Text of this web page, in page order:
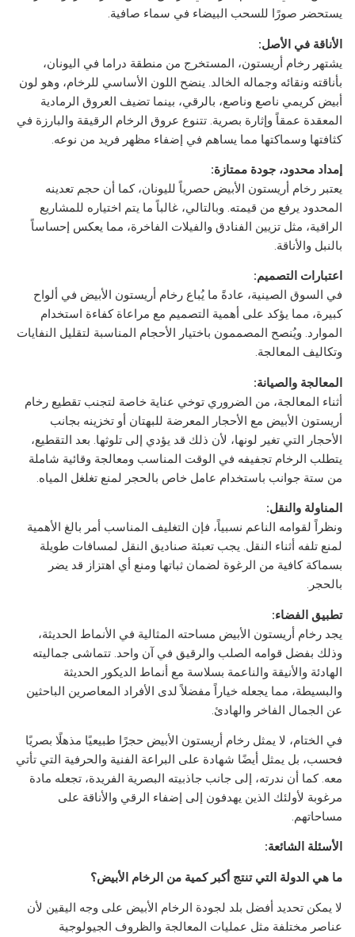
يستحضر صورًا للسحب البيضاء في سماء صافية.
الأناقة في الأصل:
يشتهر رخام أريستون، المستخرج من منطقة دراما في اليونان،
بأناقته ونقائه وجماله الخالد. ينضح اللون الأساسي للرخام، وهو لون
أبيض كريمي ناصع وناصع، بالرقي، بينما تضيف العروق الرمادية
المعقدة عمقاً وإثارة بصرية. تتنوع عروق الرخام الرقيقة والبارزة في
كثافتها وسماكتها مما يساهم في إضفاء مظهر فريد من نوعه.
إمداد محدود، جودة ممتازة:
يعتبر رخام أريستون الأبيض حصرياً لليونان، كما أن حجم تعدينه
المحدود يرفع من قيمته. وبالتالي، غالباً ما يتم اختياره للمشاريع
الراقية، مثل تزيين الفنادق والفيلات الفاخرة، مما يعكس إحساساً
بالنبل والأناقة.
اعتبارات التصميم:
في السوق الصينية، عادةً ما يُباع رخام أريستون الأبيض في ألواح
كبيرة، مما يؤكد على أهمية التصميم مع مراعاة كفاءة استخدام
الموارد. ويُنصح المصممون باختيار الأحجام المناسبة لتقليل النفايات
وتكاليف المعالجة.
المعالجة والصيانة:
أثناء المعالجة، من الضروري توخي عناية خاصة لتجنب تقطيع رخام
أريستون الأبيض مع الأحجار المعرضة للبهتان أو تخزينه بجانب
الأحجار التي تغير لونها، لأن ذلك قد يؤدي إلى تلوثها. بعد التقطيع،
يتطلب الرخام تجفيفه في الوقت المناسب ومعالجة وقائية شاملة
من ستة جوانب باستخدام عامل خاص بالحجر لمنع تغلغل المياه.
المناولة والنقل:
ونظراً لقوامه الناعم نسبياً، فإن التغليف المناسب أمر بالغ الأهمية
لمنع تلفه أثناء النقل. يجب تعبئة صناديق النقل لمسافات طويلة
بسماكة كافية من الرغوة لضمان ثباتها ومنع أي اهتزاز قد يضر
بالحجر.
تطبيق الفضاء:
يجد رخام أريستون الأبيض مساحته المثالية في الأنماط الحديثة،
وذلك بفضل قوامه الصلب والرقيق في آن واحد. تتماشى جماليته
الهادئة والأنيقة والناعمة بسلاسة مع أنماط الديكور الحديثة
والبسيطة، مما يجعله خياراً مفضلاً لدى الأفراد المعاصرين الباحثين
عن الجمال الفاخر والهادئ.
في الختام، لا يمثل رخام أريستون الأبيض حجرًا طبيعيًا مذهلًا بصريًا
فحسب، بل يمثل أيضًا شهادة على البراعة الفنية والحرفية التي تأتي
معه. كما أن ندرته، إلى جانب جاذبيته البصرية الفريدة، تجعله مادة
مرغوبة لأولئك الذين يهدفون إلى إضفاء الرقي والأناقة على
مساحاتهم.
الأسئلة الشائعة:
ما هي الدولة التي تنتج أكبر كمية من الرخام الأبيض؟
لا يمكن تحديد أفضل بلد لجودة الرخام الأبيض على وجه اليقين لأن
عناصر مختلفة مثل عمليات المعالجة والظروف الجيولوجية